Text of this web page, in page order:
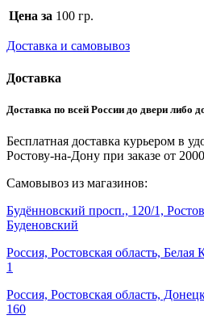
Цена за 100 гр.
Доставка и самовывоз
Доставка
Доставка по всей России до двери либо
Бесплатная доставка курьером в
Ростову-на-Дону при заказе от
Самовывоз из магазинов:
Будённовский просп., 120/1,
Буденовский
Россия, Ростовская область, Белая
1
Россия, Ростовская область,
160